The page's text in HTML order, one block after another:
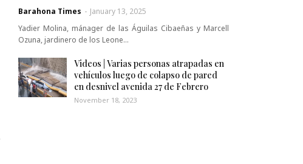
Barahona Times - January 13, 2025
Yadier Molina, mánager de las Águilas Cibaeñas y Marcell
Ozuna, jardinero de los Leone…
Videos | Varias personas atrapadas en
vehículos luego de colapso de pared
en desnivel avenida 27 de Febrero
November 18, 2023